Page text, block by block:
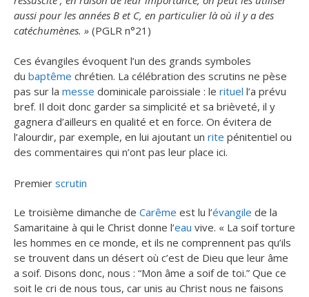
aussi pour les années B et C, en particulier là où il y a des
catéchumènes. » (PGLR n°21)
Ces évangiles évoquent l’un des grands symboles
du baptême chrétien. La célébration des scrutins ne pèse
pas sur la messe dominicale paroissiale : le rituel l’a prévu
bref. Il doit donc garder sa simplicité et sa brièveté, il y
gagnera d’ailleurs en qualité et en force. On évitera de
l’alourdir, par exemple, en lui ajoutant un rite pénitentiel ou
des commentaires qui n’ont pas leur place ici.
Premier scrutin
Le troisième dimanche de Carême est lu l’évangile de la
Samaritaine à qui le Christ donne l’eau vive. « La soif torture
les hommes en ce monde, et ils ne comprennent pas qu’ils
se trouvent dans un désert où c’est de Dieu que leur âme
a soif. Disons donc, nous : “Mon âme a soif de toi.” Que ce
soit le cri de nous tous, car unis au Christ nous ne faisons